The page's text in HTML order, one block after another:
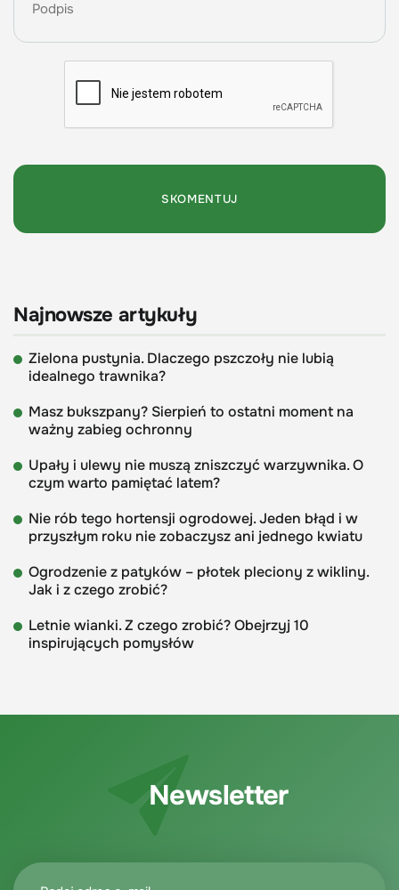
Najnowsze artykuły
Zielona pustynia. Dlaczego pszczoły nie lubią
idealnego trawnika?
Masz bukszpany? Sierpień to ostatni moment na
ważny zabieg ochronny
Upały i ulewy nie muszą zniszczyć warzywnika. O
czym warto pamiętać latem?
Nie rób tego hortensji ogrodowej. Jeden błąd i w
przyszłym roku nie zobaczysz ani jednego kwiatu
Ogrodzenie z patyków – płotek pleciony z wikliny.
Jak i z czego zrobić?
Letnie wianki. Z czego zrobić? Obejrzyj 10
inspirujących pomysłów
Newsletter